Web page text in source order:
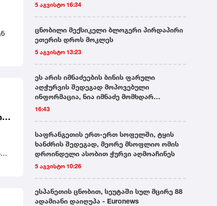
5 აგვისტო 16:34
ცნობილი მექსიკელი ბლოგერი პირდაპირი
ეთერის დროს მოკლეს
5 აგვისტო 13:23
ეს არის იმნაძეების ბინის ფარული
აღჭურვის შედეგად მოპოვებული
ინფორმაცია, ნია იმნაძე მომხდარ
დანაშაულს ოჯახის წევრებთან
სხვაგვარად ვერც მოიქცეოდა - ავალიანის
საქმის პროკურორი
16:43
საფრანგეთის ერთ-ერთ სოფელში, ტყის
ხანძრის შედეგად, მეორე მსოფლიო ომის
დროინდელი ასობით ჭურვი აღმოაჩინეს
5 აგვისტო 10:26
ესპანეთის ცნობით, სეუტაში სულ მცირე 88
ადამიანი დაიღუპა - Euronews